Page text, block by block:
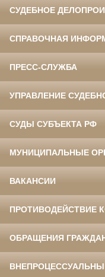
СУДЕБНОЕ
СПРАВОЧНАЯ
ПРЕСС-СЛУЖБА
УПРАВЛЕНИЕ
СУДЫ СУБЪЕКТА РФ
МУНИЦИПАЛЬНЫЕ
ВАКАНСИИ
ПРОТИВОДЕЙСТВИЕ
ОБРАЩЕНИЯ